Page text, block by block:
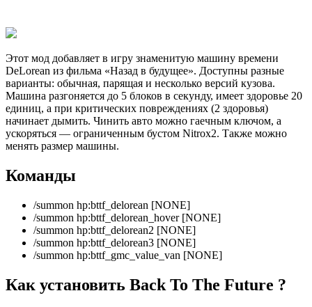
Этот мод добавляет в игру знаменитую машину времени
DeLorean из фильма «Назад в будущее». Доступны разные
варианты: обычная, парящая и несколько версий кузова.
Машина разгоняется до 5 блоков в секунду, имеет здоровье 20
единиц, а при критических повреждениях (2 здоровья)
начинает дымить. Чинить авто можно гаечным ключом, а
ускоряться — ограниченным бустом Nitrox2. Также можно
менять размер машины.
Команды
/summon hp:bttf_delorean [NONE]
/summon hp:bttf_delorean_hover [NONE]
/summon hp:bttf_delorean2 [NONE]
/summon hp:bttf_delorean3 [NONE]
/summon hp:bttf_gmc_value_van [NONE]
Как установить Back To The Future ?